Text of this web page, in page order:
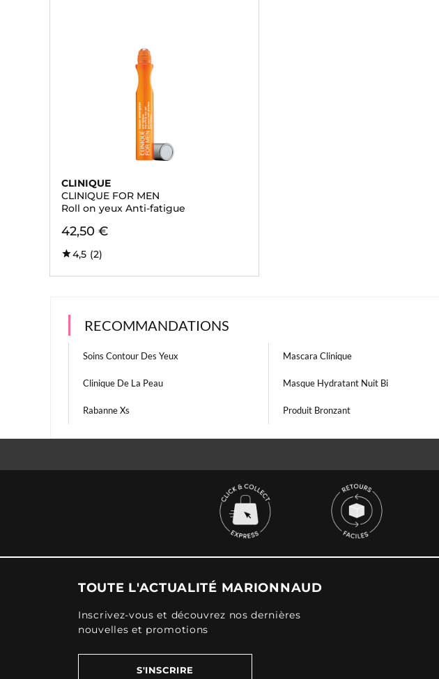
CLINIQUE
CLINIQUE FOR MEN
Roll on yeux Anti-fatigue
42,50 €
4,5 (2)
RECOMMANDATIONS
Soins Contour Des Yeux Mascara Clinique
Clinique De La Peau Masque Hydratant Nuit Bi
Rabanne Xs Produit Bronzant
TOUTE L'ACTUALITÉ MARIONNAUD
Inscrivez-vous et découvrez nos dernières
nouvelles et promotions
S'INSCRIRE